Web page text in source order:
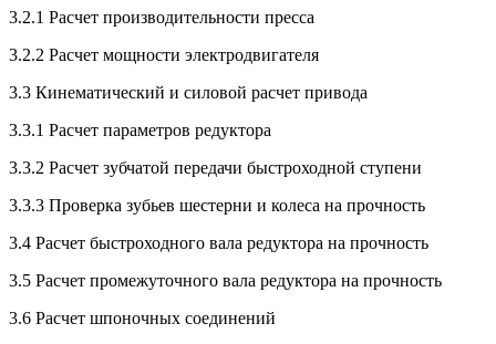
3.2.1 Расчет производительности пресса
3.2.2 Расчет мощности электродвигателя
3.3 Кинематический и силовой расчет привода
3.3.1 Расчет параметров редуктора
3.3.2 Расчет зубчатой передачи быстроходной ступени
3.3.3 Проверка зубьев шестерни и колеса на прочность
3.4 Расчет быстроходного вала редуктора на прочность
3.5 Расчет промежуточного вала редуктора на прочность
3.6 Расчет шпоночных соединений